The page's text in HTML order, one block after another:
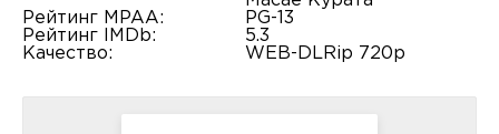
Рейтинг MPAA:
PG-13
Рейтинг IMDb:
5.3
Качество:
WEB-DLRip 720p